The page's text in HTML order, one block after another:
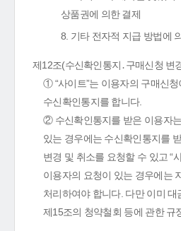
상품권에 의한 결제
8. 기타 전자적 지급 방법에
제12조(수신확인통지․구매신청 변
① “사이트”는 이용자의 구매신
수신확인통지를 합니다.
② 수신확인통지를 받은 이용자
있는 경우에는 수신확인통지를
변경 및 취소를 요청할 수 있고 “
이용자의 요청이 있는 경우에는
처리하여야 합니다. 다만 이미
제15조의 청약철회 등에 관한 규